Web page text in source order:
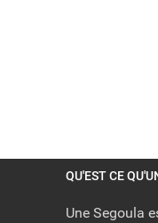
QU'EST CE
Une Segoula